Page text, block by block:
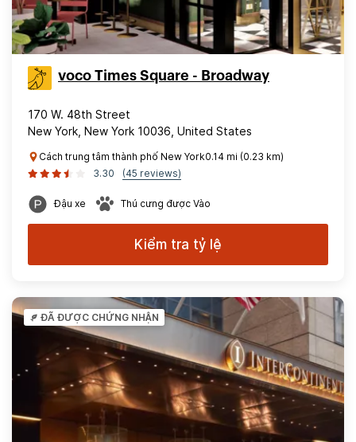
voco Times Square - Broadway
170 W. 48th Street
New York, New York 10036, United States
Cách trung tâm thành phố New York0.14 mi (0.23 km)
3.30
(45 reviews)
Đậu xe Thú cưng được Vào
Kiểm tra tỷ lệ
ĐÃ ĐƯỢC CHỨNG NHẬN